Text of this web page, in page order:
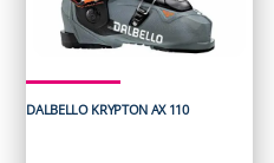
DALBELLO KRYPTON AX 110